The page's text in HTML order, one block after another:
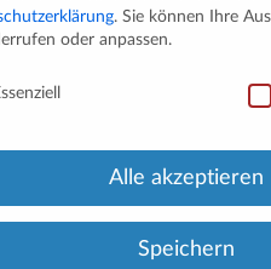
. Sie können Ihre
oder anpassen.
Alle akzeptieren
Speichern